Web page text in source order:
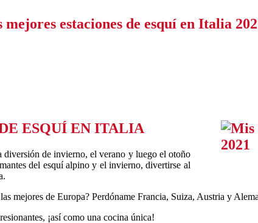
mejores estaciones de esquí en Italia
ESQUÍ EN ITALIA
diversión de invierno, el verano y luego el otoño
del esquí alpino y el invierno, divertirse al
mejores de Europa? Perdóname Francia, Suiza, Austria y
¡así como una cocina única!